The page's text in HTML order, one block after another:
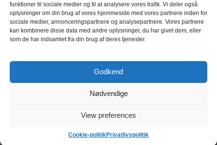
funktioner til sociale medier og til at analysere vores trafik. Vi deler også
oplysninger om din brug af vores hjemmeside med vores partnere inden for
sociale medier, annonceringspartnere og analysepartnere. Vores partnere
kan kombinere disse data med andre oplysninger, du har givet dem, eller
som de har indsamlet fra din brug af deres tjenester.
Godkend
Nødvendige
View preferences
Cookie-politikPrivatlivspolitik
Kundeanmeldelser